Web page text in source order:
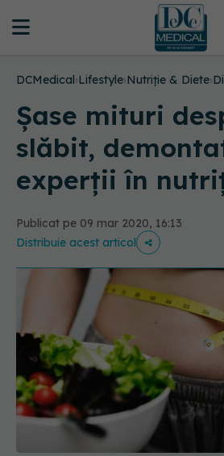
DCMedical›Lifestyle›Nutriție & Diete›
Șase mituri
slăbit,
experții în
Publicat pe 09 mar 2020, 16:13
Distribuie acest articol